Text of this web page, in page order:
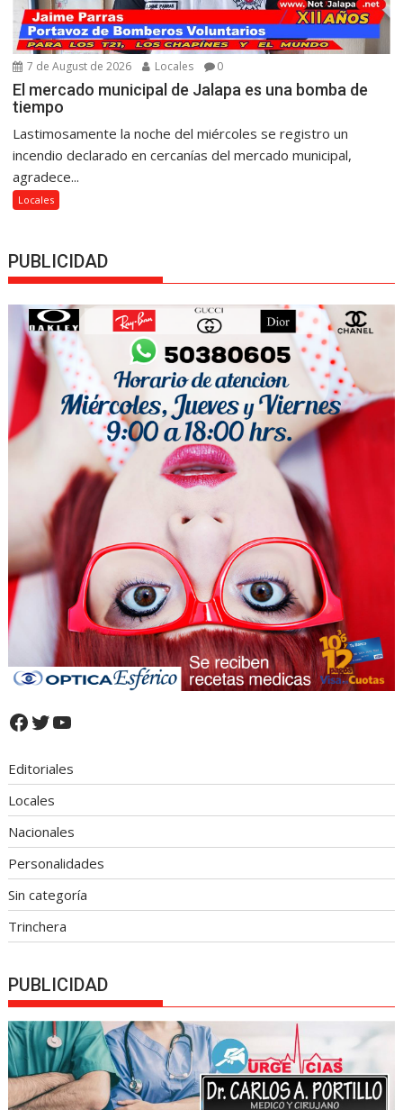
7 de August de 2026 Locales 0
El mercado municipal de Jalapa es una bomba de
tiempo
Lastimosamente la noche del miércoles se registro un
incendio declarado en cercanías del mercado municipal,
agradece...
Locales
PUBLICIDAD
Facebook
Twitter
YouTube
Editoriales
Locales
Nacionales
Personalidades
Sin categoría
Trinchera
PUBLICIDAD